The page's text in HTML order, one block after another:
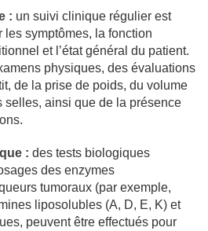
: un suivi clinique régulier est
symptômes, la fonction
et l’état général du patient.
physiques, des évaluations
de la prise de poids, du volume
selles, ainsi que de la présence
: des tests biologiques
des enzymes
tumoraux (par exemple,
liposolubles (A, D, E, K) et
peuvent être effectués pour